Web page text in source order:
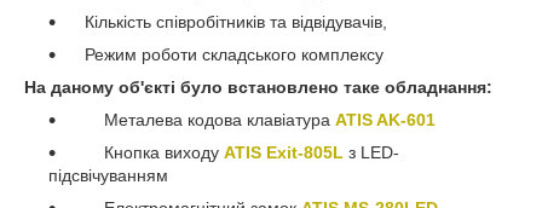
Кількість співробітників та відвідувачів,
Режим роботи складського комплексу
На даному об'єкті було встановлено таке обладнання:
Металева кодова клавіатура ATIS AK-601
Кнопка виходу ATIS Exit-805L з LED-
підсвічуванням